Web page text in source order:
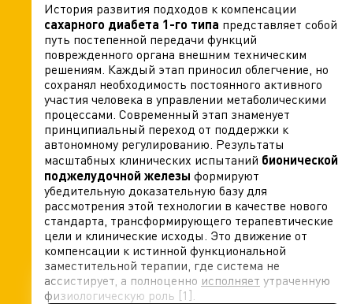
История развития подходов к компенсации
сахарного диабета 1-го типа представляет собой
путь постепенной передачи функций
поврежденного органа внешним техническим
решениям. Каждый этап приносил облегчение, но
сохранял необходимость постоянного активного
участия человека в управлении метаболическими
процессами. Современный этап знаменует
принципиальный переход от поддержки к
автономному регулированию. Результаты
масштабных клинических испытаний бионической
поджелудочной железы формируют
убедительную доказательную базу для
рассмотрения этой технологии в качестве нового
стандарта, трансформирующего терапевтические
цели и клинические исходы. Это движение от
компенсации к истинной функциональной
заместительной терапии, где система не
ассистирует, а полноценно исполняет утраченную
физиологическую роль [1].